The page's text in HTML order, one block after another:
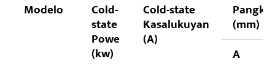
Modelo Cold-
state
Powe
(kw)
Cold-state
Kasalukuyan
(A)
(mm)
A